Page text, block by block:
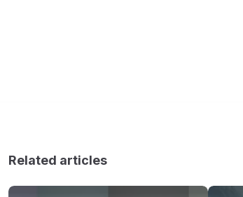
Related articles